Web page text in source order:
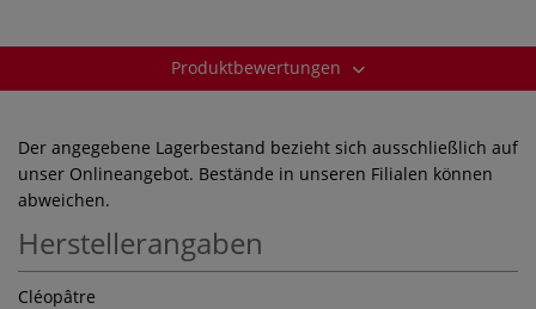
Produktbewertungen
Der angegebene Lagerbestand bezieht sich ausschließlich auf
unser Onlineangebot. Bestände in unseren Filialen können
abweichen.
Herstellerangaben
Cléopâtre